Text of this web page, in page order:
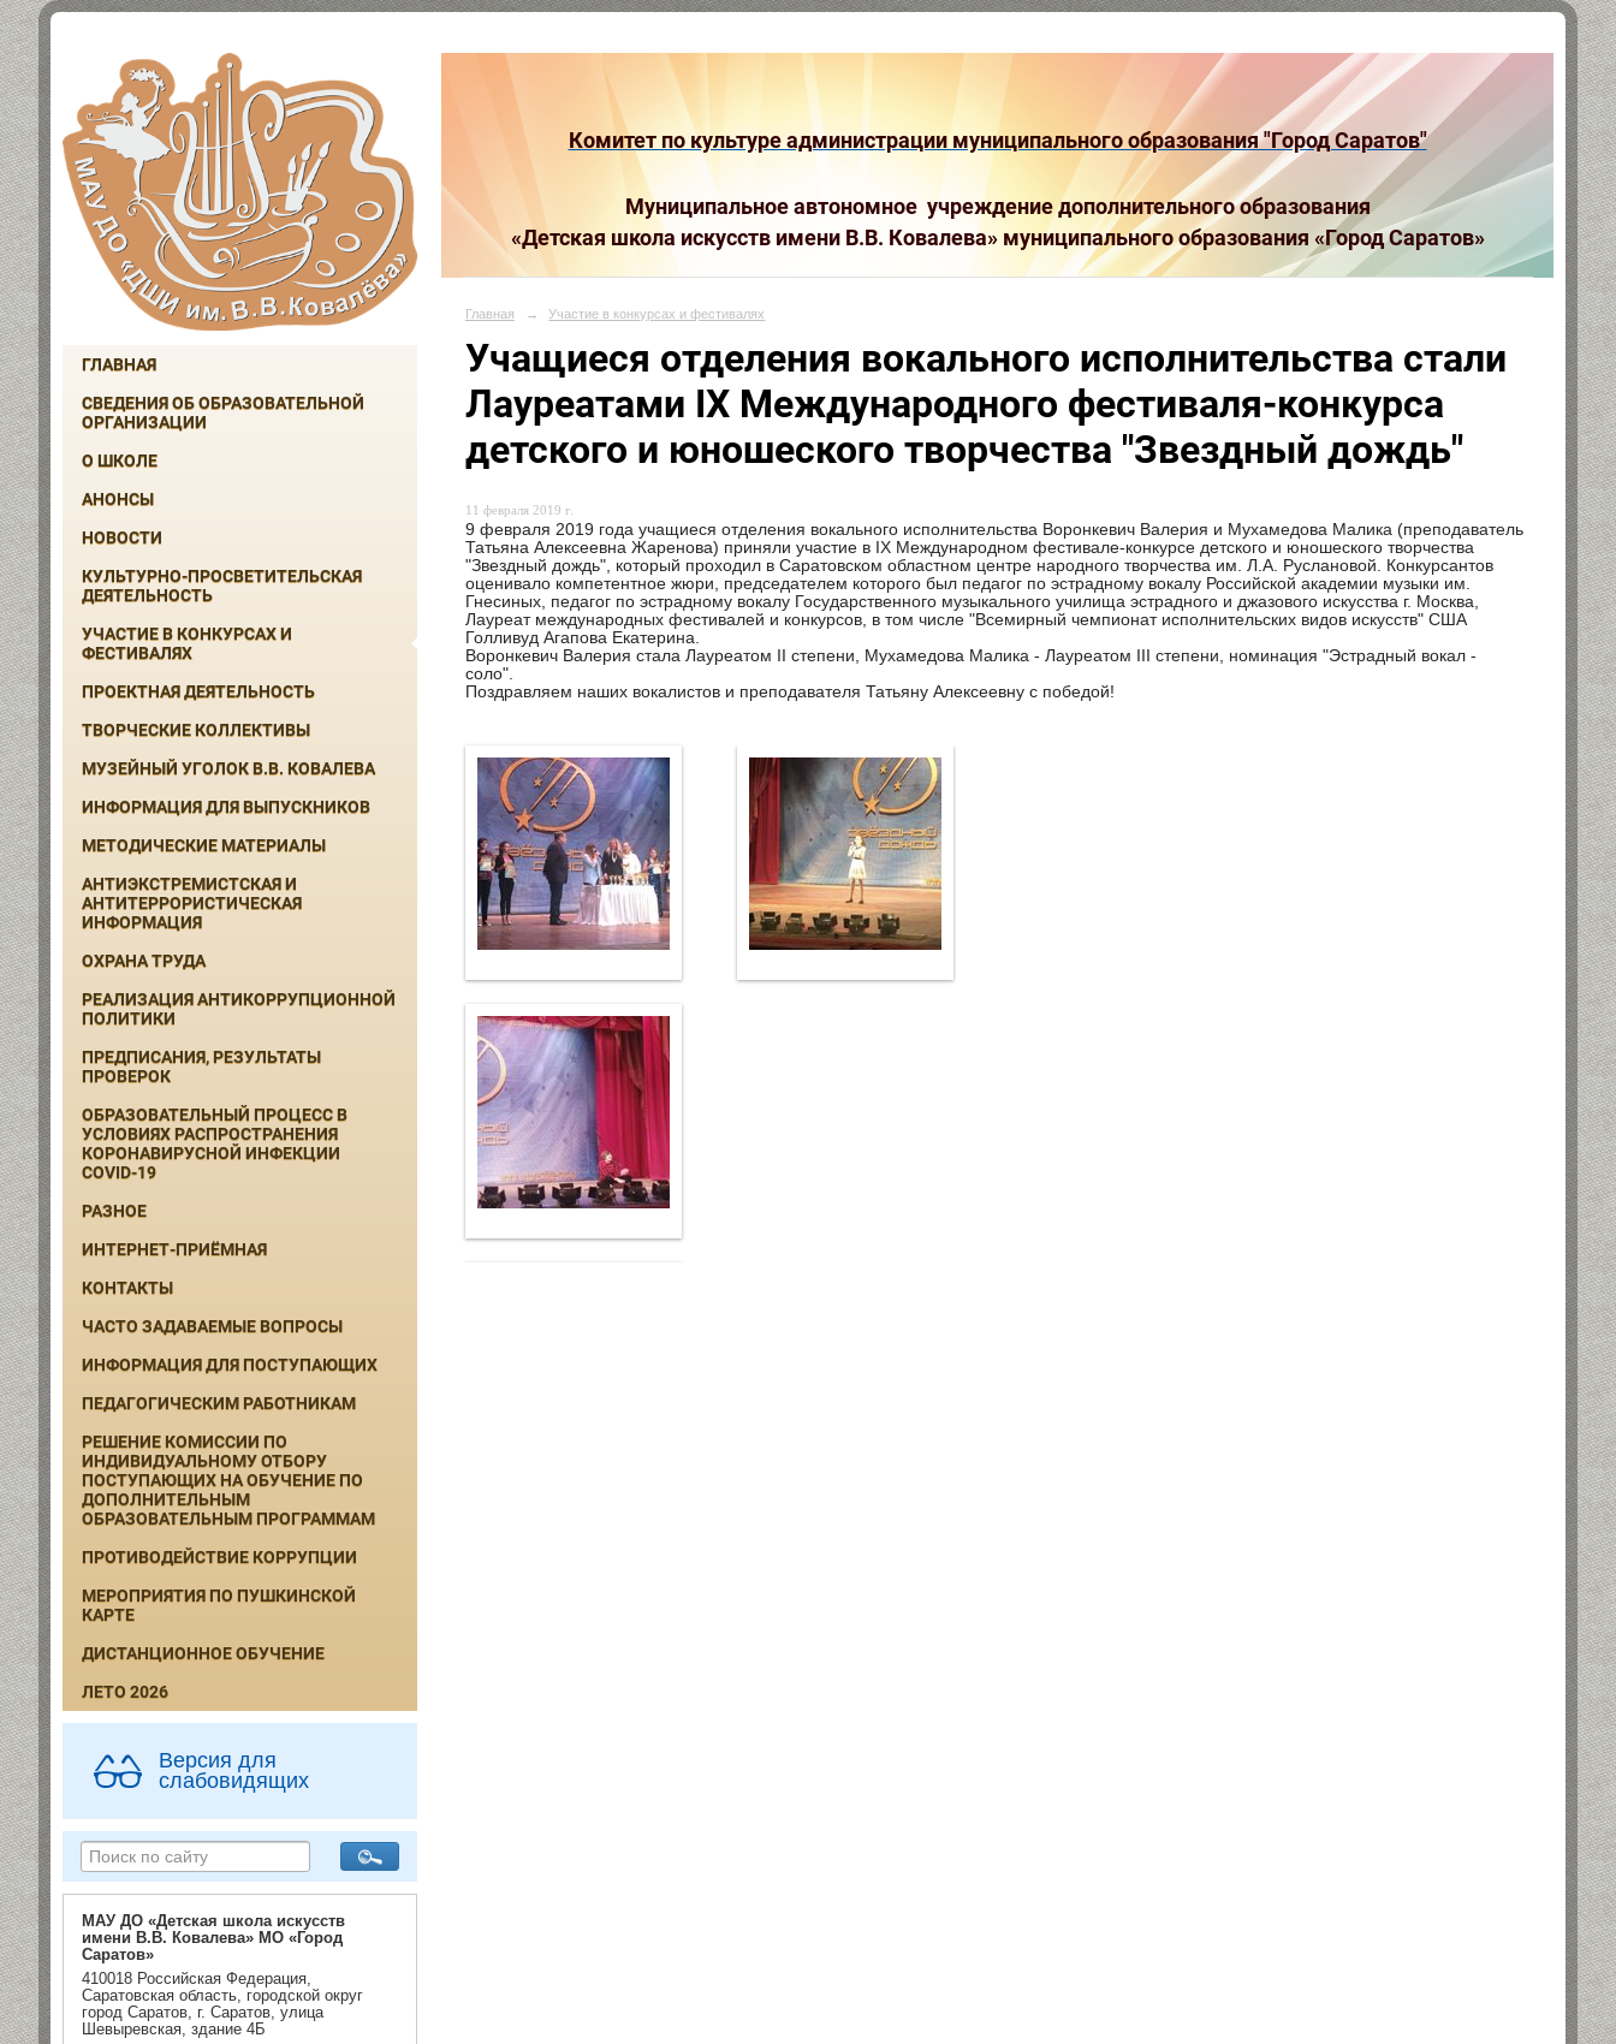
ГЛАВНАЯ
СВЕДЕНИЯ ОБ ОБРАЗОВАТЕЛЬНОЙ
ОРГАНИЗАЦИИ
О ШКОЛЕ
АНОНСЫ
НОВОСТИ
КУЛЬТУРНО-ПРОСВЕТИТЕЛЬСКАЯ
ДЕЯТЕЛЬНОСТЬ
УЧАСТИЕ В КОНКУРСАХ И
ФЕСТИВАЛЯХ
ПРОЕКТНАЯ ДЕЯТЕЛЬНОСТЬ
ТВОРЧЕСКИЕ КОЛЛЕКТИВЫ
МУЗЕЙНЫЙ УГОЛОК В.В. КОВАЛЕВА
ИНФОРМАЦИЯ ДЛЯ ВЫПУСКНИКОВ
МЕТОДИЧЕСКИЕ МАТЕРИАЛЫ
АНТИЭКСТРЕМИСТСКАЯ И
АНТИТЕРРОРИСТИЧЕСКАЯ
ИНФОРМАЦИЯ
ОХРАНА ТРУДА
РЕАЛИЗАЦИЯ АНТИКОРРУПЦИОННОЙ
ПОЛИТИКИ
ПРЕДПИСАНИЯ, РЕЗУЛЬТАТЫ
ПРОВЕРОК
ОБРАЗОВАТЕЛЬНЫЙ ПРОЦЕСС В
УСЛОВИЯХ РАСПРОСТРАНЕНИЯ
КОРОНАВИРУСНОЙ ИНФЕКЦИИ
COVID-19
РАЗНОЕ
ИНТЕРНЕТ-ПРИЁМНАЯ
КОНТАКТЫ
ЧАСТО ЗАДАВАЕМЫЕ ВОПРОСЫ
ИНФОРМАЦИЯ ДЛЯ ПОСТУПАЮЩИХ
ПЕДАГОГИЧЕСКИМ РАБОТНИКАМ
РЕШЕНИЕ КОМИССИИ ПО
ИНДИВИДУАЛЬНОМУ ОТБОРУ
ПОСТУПАЮЩИХ НА ОБУЧЕНИЕ ПО
ДОПОЛНИТЕЛЬНЫМ
ОБРАЗОВАТЕЛЬНЫМ ПРОГРАММАМ
ПРОТИВОДЕЙСТВИЕ КОРРУПЦИИ
МЕРОПРИЯТИЯ ПО ПУШКИНСКОЙ
КАРТЕ
ДИСТАНЦИОННОЕ ОБУЧЕНИЕ
ЛЕТО 2026
Версия для
слабовидящих
МАУ ДО «Детская школа искусств
имени В.В. Ковалева» МО «Город
Саратов»
410018 Российская Федерация,
Саратовская область, городской округ
город Саратов, г. Саратов, улица
Шевыревская, здание 4Б
Комитет по культуре администрации муниципального образования "Город Саратов"
Муниципальное автономное учреждение дополнительного образования
«Детская школа искусств имени В.В. Ковалева» муниципального образования «Город Саратов»
Главная → Участие в конкурсах и фестивалях
Учащиеся отделения вокального исполнительства стали
Лауреатами IX Международного фестиваля-конкурса
детского и юношеского творчества "Звездный дождь"
11 февраля 2019 г.
9 февраля 2019 года учащиеся отделения вокального исполнительства Воронкевич Валерия и Мухамедова Малика (преподаватель
Татьяна Алексеевна Жаренова) приняли участие в IX Международном фестивале-конкурсе детского и юношеского творчества
"Звездный дождь", который проходил в Саратовском областном центре народного творчества им. Л.А. Руслановой. Конкурсантов
оценивало компетентное жюри, председателем которого был педагог по эстрадному вокалу Российской академии музыки им.
Гнесиных, педагог по эстрадному вокалу Государственного музыкального училища эстрадного и джазового искусства г. Москва,
Лауреат международных фестивалей и конкурсов, в том числе "Всемирный чемпионат исполнительских видов искусств" США
Голливуд Агапова Екатерина.
Воронкевич Валерия стала Лауреатом II степени, Мухамедова Малика - Лауреатом III степени, номинация "Эстрадный вокал -
соло".
Поздравляем наших вокалистов и преподавателя Татьяну Алексеевну с победой!